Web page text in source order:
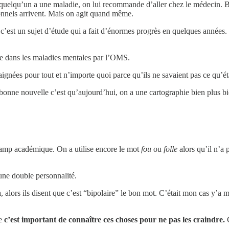
a une maladie, on lui recommande d’aller chez le
arrivent. Mais on agit quand même.
un sujet d’étude qui a fait d’énormes progrès en quelques
dans les maladies mentales par l’OMS.
pour tout et n’importe quoi parce qu’ils ne savaient pas ce
nouvelle c’est qu’aujourd’hui, on a une cartographie bien plus
académique. On a utilise encore le mot fou ou folle alors qu’il n’a
double personnalité.
alors ils disent que c’est “bipolaire” le bon mot. C’était mon cas
c’est important de connaître ces choses pour ne pas les craindre.